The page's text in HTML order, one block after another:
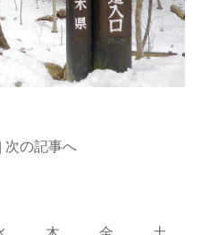
| 次の記事へ